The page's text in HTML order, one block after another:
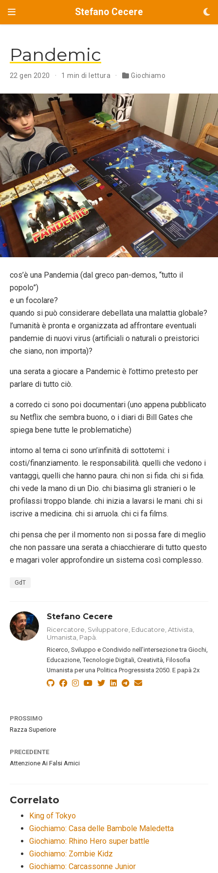
Stefano Cecere
Pandemic
22 gen 2020 1 min di lettura Giochiamo
cos’è una Pandemia (dal greco pan-demos, “tutto il
popolo”)
e un focolare?
quando si può considerare debellata una malattia globale?
l’umanità è pronta e organizzata ad affrontare eventuali
pandemie di nuovi virus (artificiali o naturali o preistorici
che siano, non importa)?
una serata a giocare a Pandemic è l’ottimo pretesto per
parlare di tutto ciò.
a corredo ci sono poi documentari (uno appena pubblicato
su Netflix che sembra buono, o i diari di Bill Gates che
spiega bene tutte le problematiche)
intorno al tema ci sono un’infinità di sottotemi: i
costi/finanziamento. le responsabilità. quelli che vedono i
vantaggi, quelli che hanno paura. chi non si fida. chi si fida.
chi vede la mano di un Dio. chi biasima gli stranieri o le
profilassi troppo blande. chi inizia a lavarsi le mani. chi si
iscrive a medicina. chi si arruola. chi ci fa films.
chi pensa che per il momento non si possa fare di meglio
che non passare una serata a chiacchierare di tutto questo
e magari voler approfondire un sistema così complesso.
GdT
Stefano Cecere
Ricercatore, Sviluppatore, Educatore, Attivista,
Umanista, Papà.
Ricerco, Sviluppo e Condivido nell’intersezione tra Giochi,
Educazione, Tecnologie Digitali, Creatività, Filosofia
Umanista per una Politica Progressista 2050. E papà 2x
PROSSIMO
Razza Superiore
PRECEDENTE
Attenzione Ai Falsi Amici
Correlato
King of Tokyo
Giochiamo: Casa delle Bambole Maledetta
Giochiamo: Rhino Hero super battle
Giochiamo: Zombie Kidz
Giochiamo: Carcassonne Junior